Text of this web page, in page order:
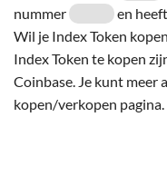
nummer
en
Wil je Index Token
Index Token te kopen
Coinbase. Je kunt meer
kopen/verkopen pagina.